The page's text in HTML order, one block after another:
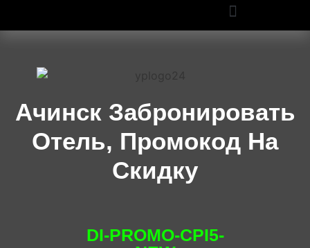
Ачинск Забронировать
Отель, Промокод На
Скидку
DI-PROMO-CPI5-